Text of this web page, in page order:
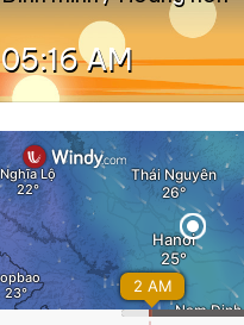
05:16 AM